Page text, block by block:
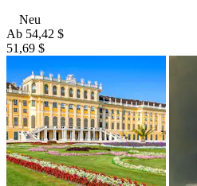
Neu
Ab 54,42 $
51,69 $